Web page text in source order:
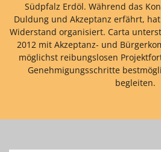
Südpfalz Erdöl. Während das
Duldung und Akzeptanz erfährt,
Widerstand organisiert. Carta
2012 mit Akzeptanz- und
möglichst reibungslosen
Genehmigungsschritte
begleiten.